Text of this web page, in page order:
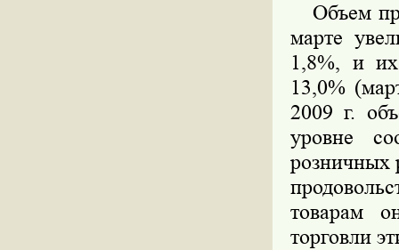
Объем
марте
1,8%, и их
13,0%
2009 г.
уровне
розничных
товарам
торговли